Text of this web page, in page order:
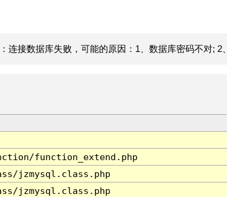
连接数据库失败，可能的原因：1、数据库密码不对; 2
function_extend.php
jzmysql.class.php
jzmysql.class.php